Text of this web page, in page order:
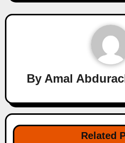
By Amal
Related